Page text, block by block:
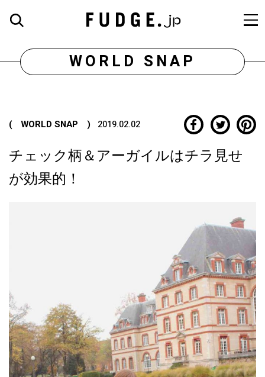
WORLD SNAP
( WORLD SNAP ) 2019.02.02
チェック柄＆アーガイルはチラ見せ
が効果的！